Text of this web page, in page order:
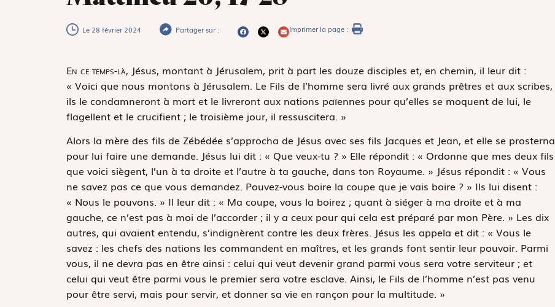
Le 28 février 2024 Partager sur : Imprimer la page :
En ce temps-là, Jésus, montant à Jérusalem, prit à part les douze disciples et, en chemin, il leur dit :
« Voici que nous montons à Jérusalem. Le Fils de l’homme sera livré aux grands prêtres et aux scribes,
ils le condamneront à mort et le livreront aux nations païennes pour qu’elles se moquent de lui, le
flagellent et le crucifient ; le troisième jour, il ressuscitera. »
Alors la mère des fils de Zébédée s’approcha de Jésus avec ses fils Jacques et Jean, et elle se prosterna
pour lui faire une demande. Jésus lui dit : « Que veux-tu ? » Elle répondit : « Ordonne que mes deux fils
que voici siègent, l’un à ta droite et l’autre à ta gauche, dans ton Royaume. » Jésus répondit : « Vous
ne savez pas ce que vous demandez. Pouvez-vous boire la coupe que je vais boire ? » Ils lui disent :
« Nous le pouvons. » Il leur dit : « Ma coupe, vous la boirez ; quant à siéger à ma droite et à ma
gauche, ce n’est pas à moi de l’accorder ; il y a ceux pour qui cela est préparé par mon Père. » Les dix
autres, qui avaient entendu, s’indignèrent contre les deux frères. Jésus les appela et dit : « Vous le
savez : les chefs des nations les commandent en maîtres, et les grands font sentir leur pouvoir. Parmi
vous, il ne devra pas en être ainsi : celui qui veut devenir grand parmi vous sera votre serviteur ; et
celui qui veut être parmi vous le premier sera votre esclave. Ainsi, le Fils de l’homme n’est pas venu
pour être servi, mais pour servir, et donner sa vie en rançon pour la multitude. »